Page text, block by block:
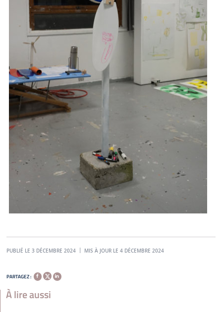
PUBLIÉ LE 3 DÉCEMBRE 2024 MIS À JOUR LE 4 DÉCEMBRE 2024
PARTAGEZ :
À lire aussi